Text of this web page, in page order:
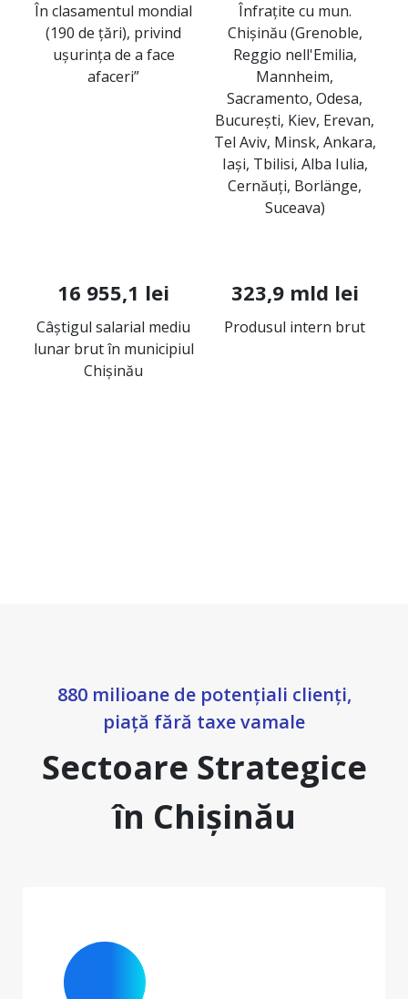
În clasamentul mondial
(190 de țări), privind
ușurința de a face
afaceri”
Înfrațite cu mun.
Chișinău (Grenoble,
Reggio nell'Emilia,
Mannheim,
Sacramento, Odesa,
București, Kiev, Erevan,
Tel Aviv, Minsk, Ankara,
Iași, Tbilisi, Alba Iulia,
Cernăuți, Borlänge,
Suceava)
16 955,1 lei
Câștigul salarial mediu
lunar brut în municipiul
Chișinău
323,9 mld lei
Produsul intern brut
880 milioane de potențiali clienți,
piață fără taxe vamale
Sectoare Strategice
în Chișinău